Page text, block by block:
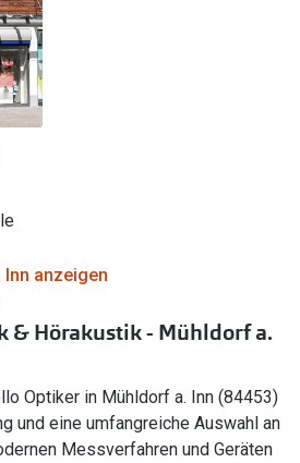
anzeigen
& Hörakustik - Mühldorf a.
Optiker in Mühldorf a. Inn (84453)
und eine umfangreiche Auswahl an
Messverfahren und Geräten